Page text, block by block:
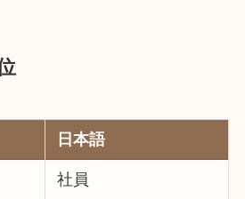
日本語
社員